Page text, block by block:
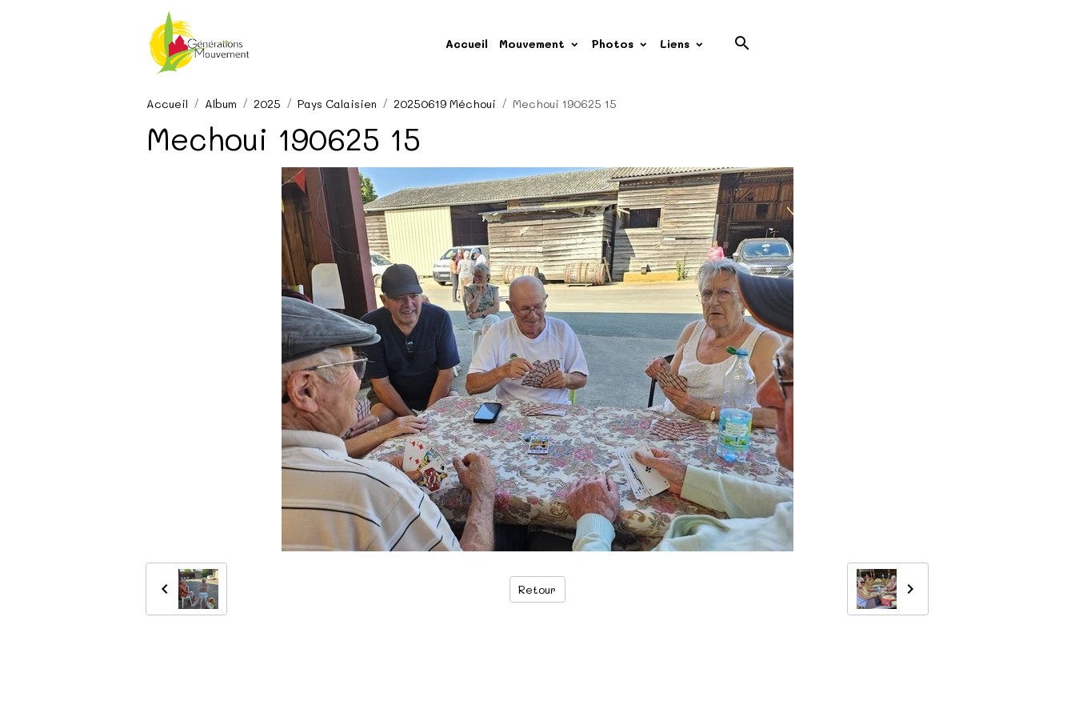
Accueil Mouvement Photos Liens
Accueil Album 2025 Pays Calaisien 20250619 Méchoui Mechoui 190625 15
Mechoui 190625 15
Retour